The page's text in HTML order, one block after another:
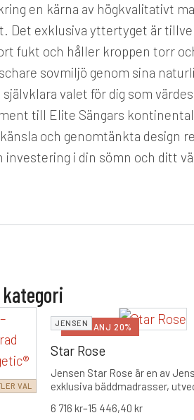
en kärna av högkvalitativt
Det exklusiva yttertyget är
fukt och håller kroppen torr
sovmiljö genom sina
självklara valet för dig som
till Elite Sängars
och genomtänkta design
i din sömn och ditt
VAL
KAMPANJ 20%
JENSEN
Star Rose
Jensen Star Rose är en av
exklusiva bäddmadrasser,
temperaturbalanserad
6 716 kr–15 446,40 kr